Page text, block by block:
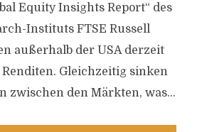
Equity Insights Report“ des
Instituts FTSE Russell
außerhalb der USA derzeit
Gleichzeitig sinken
zwischen den Märkten, was...